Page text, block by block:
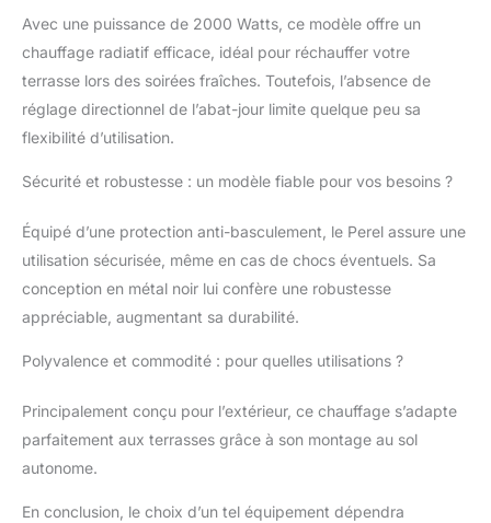
à un espace extérieur
abrité tel qu'un balcon
ou sous un auvent.
RÉGLABLE: Le chauffe-
terrasse est réglable en
inclinable vous
précisément le
rayonnement de
chaleur vers la zone à
ANTI-BASCULEMENT:
La protection anti-
basculement éteint le
cas de chute ou de
renversement.
Avec une puissance de 2000 Watts, ce modèle offre un
chauffage radiatif efficace, idéal pour réchauffer votre
terrasse lors des soirées fraîches. Toutefois, l’absence de
réglage directionnel de l’abat-jour limite quelque peu sa
flexibilité d’utilisation.
Sécurité et robustesse : un modèle fiable pour vos besoins ?
Équipé d’une protection anti-basculement, le Perel assure une
utilisation sécurisée, même en cas de chocs éventuels. Sa
conception en métal noir lui confère une robustesse
appréciable, augmentant sa durabilité.
Polyvalence et commodité : pour quelles utilisations ?
Principalement conçu pour l’extérieur, ce chauffage s’adapte
parfaitement aux terrasses grâce à son montage au sol
autonome.
En conclusion, le choix d’un tel équipement dépendra